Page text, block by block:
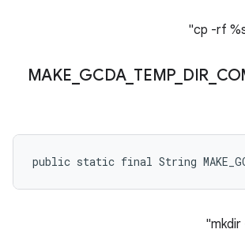
MAKE GCDA_ TEMP_ DIR
public static final String